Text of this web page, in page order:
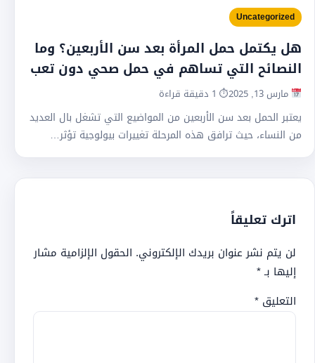
Uncategorized
هل يكتمل حمل المرأة بعد سن الأربعين؟ وما
النصائح التي تساهم في حمل صحي دون تعب
مارس 13, 2025 ⏱ 1 دقيقة قراءة
يعتبر الحمل بعد سن الأربعين من المواضيع التي تشغل بال العديد
من النساء، حيث ترافق هذه المرحلة تغييرات بيولوجية تؤثر…
اترك تعليقاً
لن يتم نشر عنوان بريدك الإلكتروني. الحقول الإلزامية مشار
إليها بـ*
التعليق *